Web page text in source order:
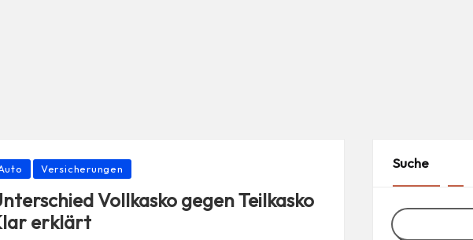
Versicherungen
Vollkasko gegen Teilkasko
erklärt
Suche